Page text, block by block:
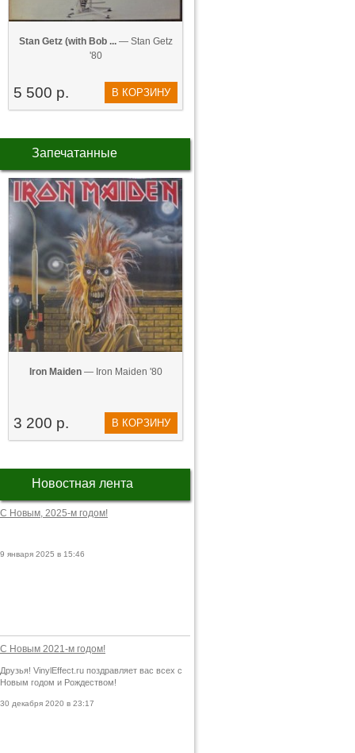
Stan Getz (with Bob ...— Stan Getz
'80
5 500 р. В КОРЗИНУ
Запечатанные
Iron Maiden— Iron Maiden '80
3 200 р. В КОРЗИНУ
Новостная лента
С Новым, 2025-м годом!
9 января 2025 в 15:46
С Новым 2021-м годом!
Друзья! VinylEffect.ru поздравляет вас всех с
Новым годом и Рождеством!
30 декабря 2020 в 23:17